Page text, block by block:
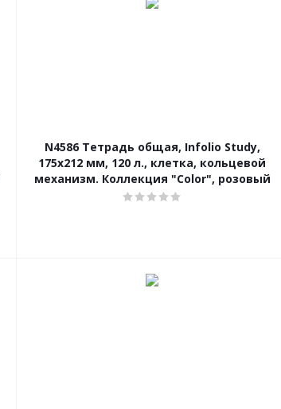
N4586 Тетрадь общая, Infolio Study,
175х212 мм, 120 л., клетка, кольцевой
механизм. Коллекция "Color", розовый